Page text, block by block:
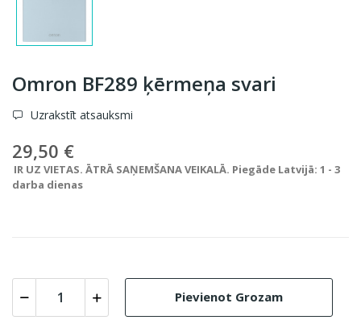
Omron BF289 ķērmeņa svari
Uzrakstīt atsauksmi
29,50 €
IR UZ VIETAS. ĀTRĀ SAŅEMŠANA VEIKALĀ. Piegāde Latvijā: 1 - 3
darba dienas
Pievienot Grozam